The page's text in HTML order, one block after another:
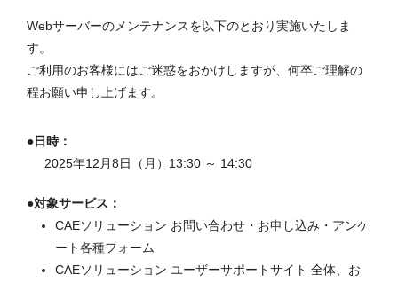
Webサーバーのメンテナンスを以下のとおり実施いたしま
す。
ご利用のお客様にはご迷惑をおかけしますが、何卒ご理解の
程お願い申し上げます。
●日時：
2025年12月8日（月）13:30 ～ 14:30
●対象サービス：
CAEソリューション お問い合わせ・お申し込み・アンケ
ート各種フォーム
CAEソリューション ユーザーサポートサイト 全体、お